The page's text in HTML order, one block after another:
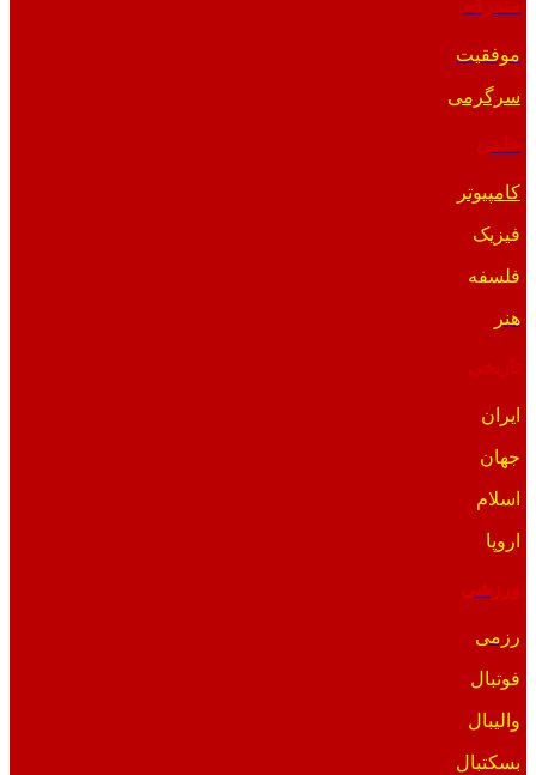
موفقیت
سرگرمی
کامپیوتر
فیزیک
فلسفه
هنر
ایران
جهان
اسلام
اروپا
ورزشی
رزمی
فوتبال
والیبال
بسکتبال